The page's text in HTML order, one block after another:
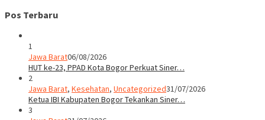
Pos Terbaru
1
Jawa Barat06/08/2026
HUT ke-23, PPAD Kota Bogor Perkuat Siner…
2
Jawa Barat, Kesehatan, Uncategorized31/07/2026
Ketua IBI Kabupaten Bogor Tekankan Siner…
3